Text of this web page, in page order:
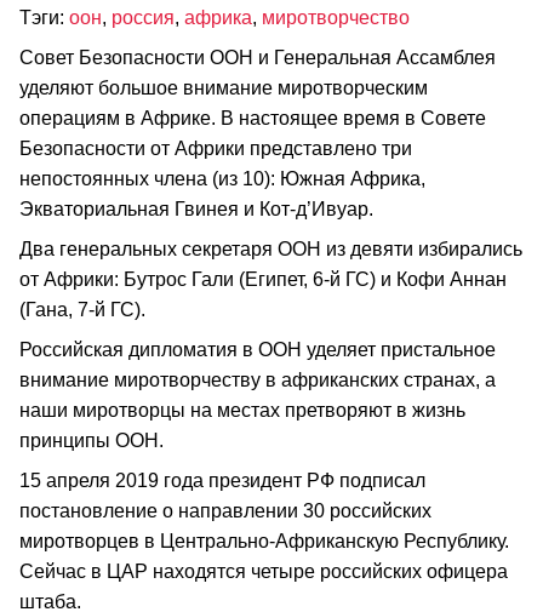
Тэги: оон, россия, африка, миротворчество
Совет Безопасности ООН и Генеральная Ассамблея
уделяют большое внимание миротворческим
операциям в Африке. В настоящее время в Совете
Безопасности от Африки представлено три
непостоянных члена (из 10): Южная Африка,
Экваториальная Гвинея и Кот‑д’Ивуар.
Два генеральных секретаря ООН из девяти избирались
от Африки: Бутрос Гали (Египет, 6‑й ГС) и Кофи Аннан
(Гана, 7‑й ГС).
Российская дипломатия в ООН уделяет пристальное
внимание миротворчеству в африканских странах, а
наши миротворцы на местах претворяют в жизнь
принципы ООН.
15 апреля 2019 года президент РФ подписал
постановление о направлении 30 российских
миротворцев в Центрально-Африканскую Республику.
Сейчас в ЦАР находятся четыре российских офицера
штаба.